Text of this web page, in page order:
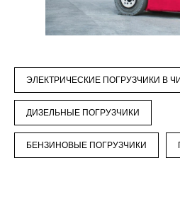
ЭЛЕКТРИЧЕСКИЕ ПОГРУЗЧИКИ В
ДИЗЕЛЬНЫЕ ПОГРУЗЧИКИ
БЕНЗИНОВЫЕ ПОГРУЗЧИКИ